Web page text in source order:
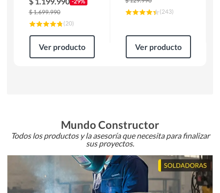
$1.699.990
(20)
Ver producto
(243)
Ver producto
Mundo Constructor
Todos los productos y la asesoría que necesita para finalizar
sus proyectos.